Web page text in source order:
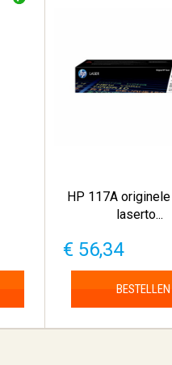
HP 117A
laserto...
€ 56,34
BESTELLEN